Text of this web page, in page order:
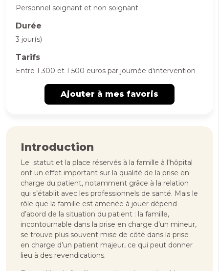
Personnel soignant et non soignant
Durée
3 jour(s)
Tarifs
Entre 1 300 et 1 500 euros par journée d'intervention
Ajouter à mes favoris
Introduction
Le statut et la place réservés à la famille à l’hôpital
ont un effet important sur la qualité de la prise en
charge du patient, notamment grâce à la relation
qui s’établit avec les professionnels de santé. Mais le
rôle que la famille est amenée à jouer dépend
d’abord de la situation du patient : la famille,
incontournable dans la prise en charge d’un mineur,
se trouve plus souvent mise de côté dans la prise
en charge d’un patient majeur, ce qui peut donner
lieu à des revendications.